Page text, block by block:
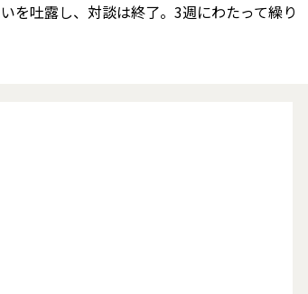
を吐露し、対談は終了。3週にわたって繰り